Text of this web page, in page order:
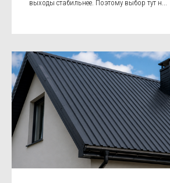
выходы стабильнее. Поэтому выбор тут н...